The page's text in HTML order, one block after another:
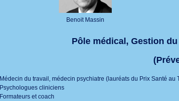
Benoit Massin
Pôle médical, Gestion
Médecin du travail, médecin psychiatre (lauréats du Prix Santé
Psychologues cliniciens
Formateurs et coach